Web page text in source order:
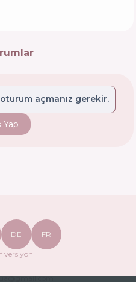
açmanız gerekir.
Yap
DE FR
versiyon